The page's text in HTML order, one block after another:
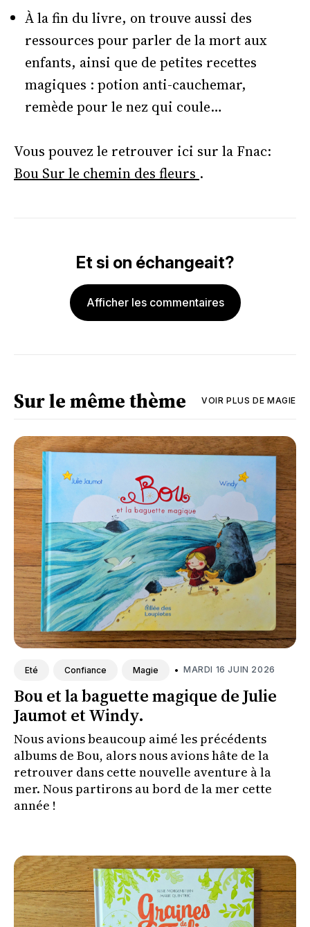
À la fin du livre, on trouve aussi des
ressources pour parler de la mort aux
enfants, ainsi que de petites recettes
magiques : potion anti-cauchemar,
remède pour le nez qui coule…
Vous pouvez le retrouver ici sur la Fnac:
Bou Sur le chemin des fleurs .
Et si on échangeait?
Afficher les commentaires
Sur le même thème VOIR PLUS DE MAGIE
Eté Confiance Magie • MARDI 16 JUIN 2026
Bou et la baguette magique de Julie
Jaumot et Windy.
Nous avions beaucoup aimé les précédents
albums de Bou, alors nous avions hâte de la
retrouver dans cette nouvelle aventure à la
mer. Nous partirons au bord de la mer cette
année !